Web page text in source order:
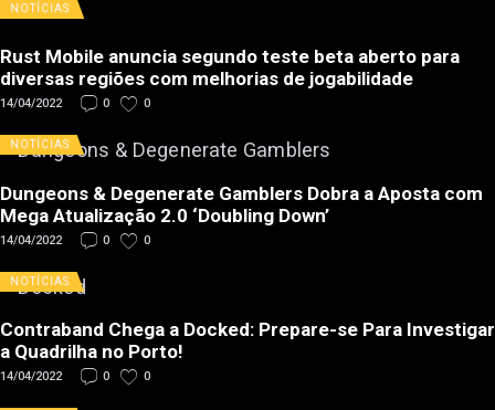
NOTÍCIAS
Rust Mobile anuncia segundo teste beta aberto para
diversas regiões com melhorias de jogabilidade
14/04/2022 0 0
NOTÍCIAS
Dungeons & Degenerate Gamblers Dobra a Aposta com
Mega Atualização 2.0 ‘Doubling Down’
14/04/2022 0 0
NOTÍCIAS
Contraband Chega a Docked: Prepare-se Para Investigar
a Quadrilha no Porto!
14/04/2022 0 0